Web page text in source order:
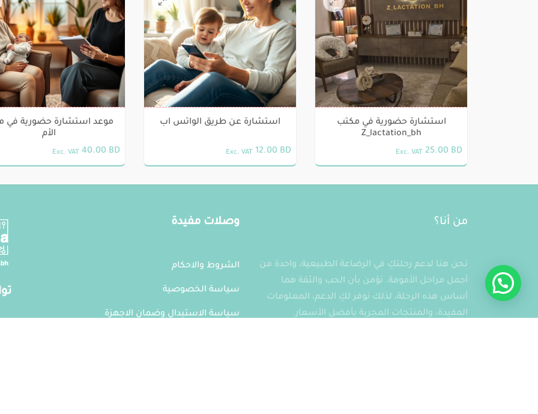
استشارة حضورية في مكتب
Z_lactation_bh
25.00 BD
Exc. VAT
استشارة عن طريق الواتس اب
12.00 BD
Exc. VAT
موعد استشارة حضورية في
الأم
40.00 BD
Exc. VAT
من أنا؟
نحن هنا لدعم رحلتكِ في الرضاعة الطبيعية، واحدة من
أجمل مراحل الأمومة. نؤمن بأن الحب والثقة هما
أساس هذه الرحلة، لذلك نوفر لكِ الدعم، المعلومات
المفيدة، والمنتجات المجربة بأفضل الأسعار.
وصلات مفيدة
الشروط والاحكام
سياسة الخصوصية
سياسة الاستبدال وضمان الاجهزة